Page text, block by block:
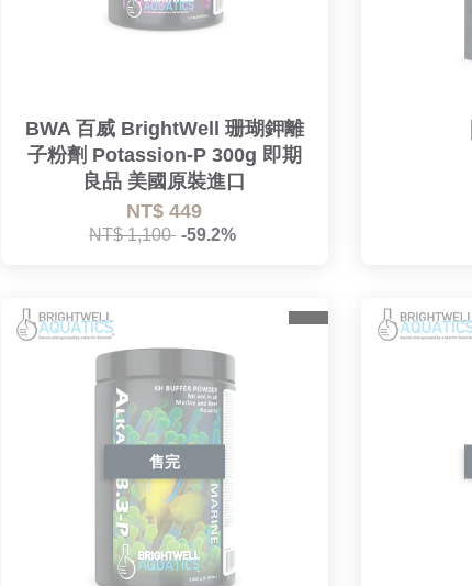
BWA 百威 BrightWell 珊瑚鉀離
子粉劑 Potassion-P 300g 即期
良品 美國原裝進口
NT$ 449
NT$ 1,100 -59.2%
售完